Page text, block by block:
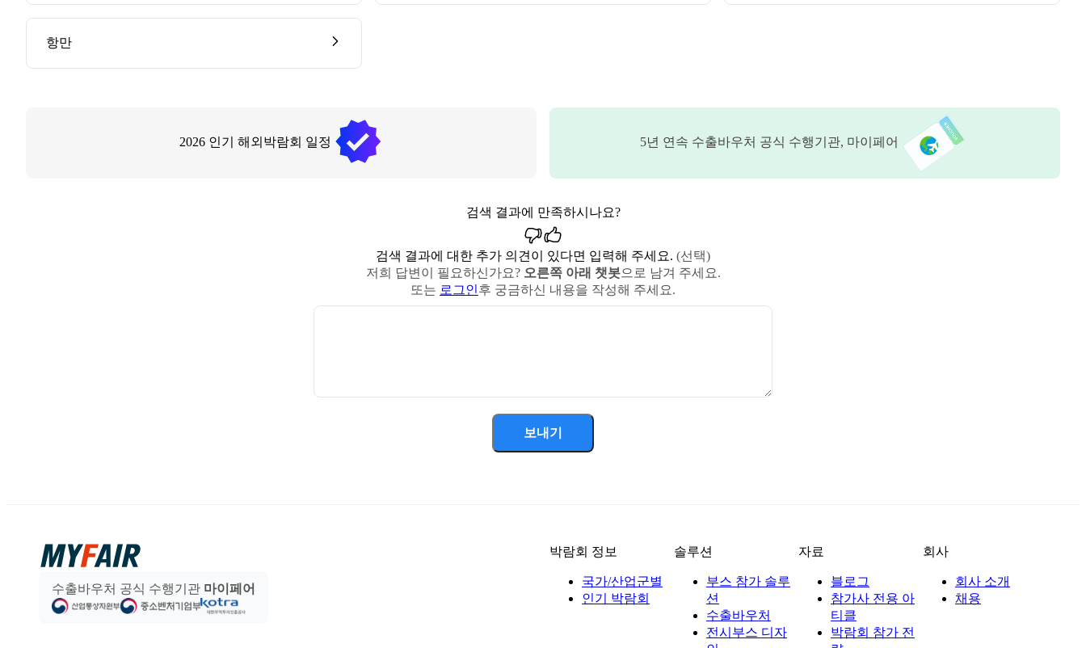
항만
2026 인기 해외박람회 일정 5년 연속 수출바우처 공식 수행기관, 마이페어
검색 결과에 만족하시나요?
검색 결과에 대한 추가 의견이 있다면 입력해 주세요. (선택)
저희 답변이 필요하신가요? 오른쪽 아래 챗봇으로 남겨 주세요.
또는 로그인후 궁금하신 내용을 작성해 주세요.
보내기
수출바우처 공식 수행기관 마이페어
박람회 정보
국가/산업군별
인기 박람회
솔루션
부스 참가 솔루
션
수출바우처
전시부스 디자
자료
블로그
참가사 전용 아
티클
박람회 참가 전
회사
회사 소개
채용